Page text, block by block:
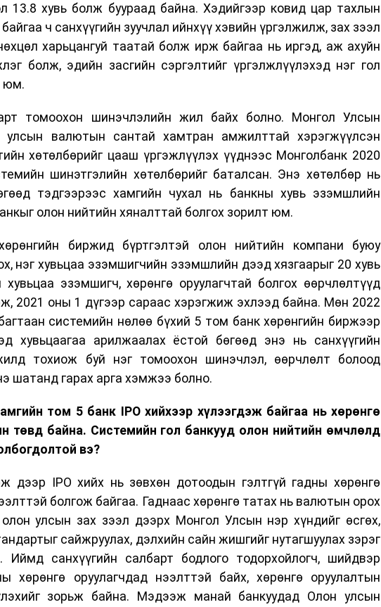
13.8 хувь болж буураад байна. Хэдийгээр ковид цар тахлын
ч санхүүгийн зуучлал ийнхүү хэвийн үргэлжилж, зах зээл
харьцангуй таатай болж ирж байгаа нь иргэд, аж ахуйн
болж, эдийн засгийн сэргэлтийг үргэлжлүүлэхэд нэг гол
юм.
томоохон шинэчлэлийн жил байх болно. Монгол Улсын
улсын валютын сантай хамтран амжилттай хэрэгжүүлсэн
хөтөлбөрийг цааш үргэжлүүлэх үүднээс Монголбанк 2020
шинэтгэлийн хөтөлбөрийг баталсан. Энэ хөтөлбөр нь
тэдгээрээс хамгийн чухал нь банкны хувь эзэмшлийн
олон нийтийн хяналттай болгох зорилт юм.
биржид бүртгэлтэй олон нийтийн компани буюу
нэг хувьцаа эзэмшигчийн эзэмшлийн дээд хязгаарыг 20 хувь
эзэмшигч, хөрөнгө оруулагчтай болгох өөрчлөлтүүд
2021 оны 1 дүгээр сараас хэрэгжиж эхлээд байна. Мөн 2022
системийн нөлөө бүхий 5 том банк хөрөнгийн биржээр
хувьцаагаа арилжаалах ёстой бөгөөд энэ нь санхүүгийн
тохиож буй нэг томоохон шинэчлэл, өөрчлөлт болоод
шатанд гарах арга хэмжээ болно.
том 5 банк IPO хийхээр хүлээгдэж байгаа нь хөрөнгө
төвд байна. Системийн гол банкууд олон нийтийн өмчлөлд
вэ?
дээр IPO хийх нь зөвхөн дотоодын гэлтгүй гадны хөрөнгө
болгож байгаа. Гаднаас хөрөнгө татах нь валютын орох
олон улсын зах зээл дээрх Монгол Улсын нэр хүндийг өсгөх,
сайжруулах, дэлхийн сайн жишгийг нутагшуулах зэрэг
Иймд санхүүгийн салбарт бодлого тодорхойлогч, шийдвэр
хөрөнгө оруулагчдад нээлттэй байх, хөрөнгө оруулалтын
зорьж байна. Мэдээж манай банкуудад Олон улсын